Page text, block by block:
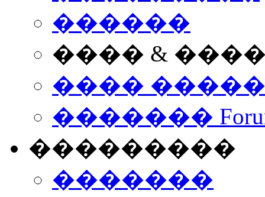
������
���� &
����
�������
���������
�������